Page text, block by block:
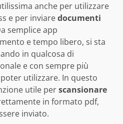
anche per utilizzare
e per inviaredocumenti
semplice app
e tempo libero, si sta
in qualcosa di
e con sempre più
utilizzare. In questo
utile perscansionare
in formato pdf,
inviato.